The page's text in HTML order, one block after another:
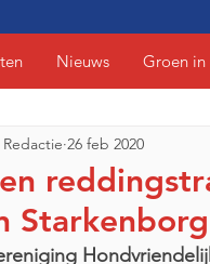
Nieuws Groen
Redactie 26 feb 2020